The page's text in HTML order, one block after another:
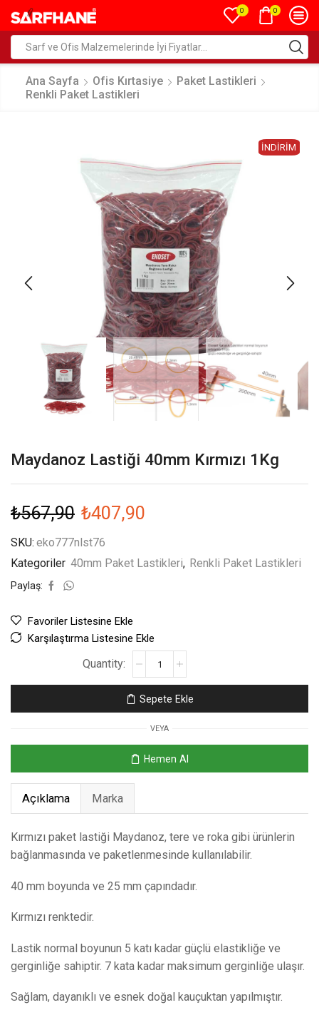
0 0
Ana Sayfa Ofis Kırtasiye
Paket Lastikleri
Renkli Paket Lastikleri
İNDIRIM
Maydanoz Lastiği 40mm Kırmızı 1Kg
₺567,90 ₺407,90
SKU: eko777nlst76
Kategoriler 40mm Paket Lastikleri, Renkli Paket Lastikleri
Paylaş:
Favoriler Listesine Ekle
Karşılaştırma Listesine Ekle
Sepete Ekle
VEYA
Hemen Al
Açıklama Marka
Kırmızı paket lastiği Maydanoz, tere ve roka gibi ürünlerin
bağlanmasında ve paketlenmesinde kullanılabilir.
40 mm boyunda ve 25 mm çapındadır.
Kırmızı renktedir.
Lastik normal boyunun 5 katı kadar güçlü elastikliğe ve
gerginliğe sahiptir. 7 kata kadar maksimum gerginliğe ulaşır.
Sağlam, dayanıklı ve esnek doğal kauçuktan yapılmıştır.